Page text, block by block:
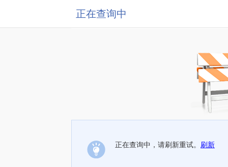
正在查询中
正在查询中，请刷新重试。 刷新